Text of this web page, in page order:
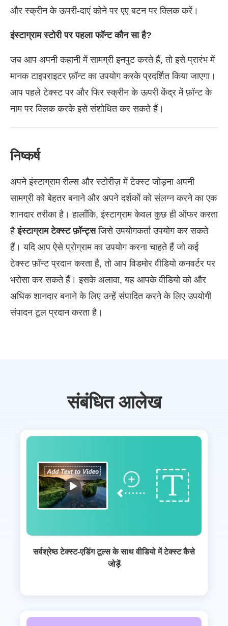
और स्क्रीन के ऊपरी-दाएं कोने पर एए बटन पर क्लिक करें।
इंस्टाग्राम स्टोरी पर पहला फॉन्ट कौन सा है?
जब आप अपनी कहानी में सामग्री इनपुट करते हैं, तो इसे प्रारंभ में
मानक टाइपराइटर फ़ॉन्ट का उपयोग करके प्रदर्शित किया जाएगा।
आप पहले टेक्स्ट पर और फिर स्क्रीन के ऊपरी केंद्र में फ़ॉन्ट के
नाम पर क्लिक करके इसे संशोधित कर सकते हैं।
निष्कर्ष
अपने इंस्टाग्राम रील्स और स्टोरीज़ में टेक्स्ट जोड़ना अपनी
सामग्री को बेहतर बनाने और अपने दर्शकों को संलग्न करने का एक
शानदार तरीका है। हालाँकि, इंस्टाग्राम केवल कुछ ही ऑफर करता
हैइंस्टाग्राम टेक्स्ट फ़ॉन्ट्सजिसे उपयोगकर्ता उपयोग कर सकते
हैं। यदि आप ऐसे प्रोग्राम का उपयोग करना चाहते हैं जो कई
टेक्स्ट फ़ॉन्ट प्रदान करता है, तो आप विडमोर वीडियो कनवर्टर पर
भरोसा कर सकते हैं। इसके अलावा, यह आपके वीडियो को और
अधिक शानदार बनाने के लिए उन्हें संपादित करने के लिए उपयोगी
संपादन टूल प्रदान करता है।
संबंधित आलेख
सर्वश्रेष्ठ टेक्स्ट-एडिंग टूल्स के साथ वीडियो में टेक्स्ट कैसे
जोड़ें